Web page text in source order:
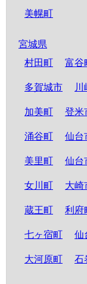
美幌町
宮城県
村田町
富谷
多賀城市 川
加美町 登米
涌谷町 仙台
美里町 仙台
女川町 大崎
蔵王町 利府
七ヶ宿町 仙
大河原町 石